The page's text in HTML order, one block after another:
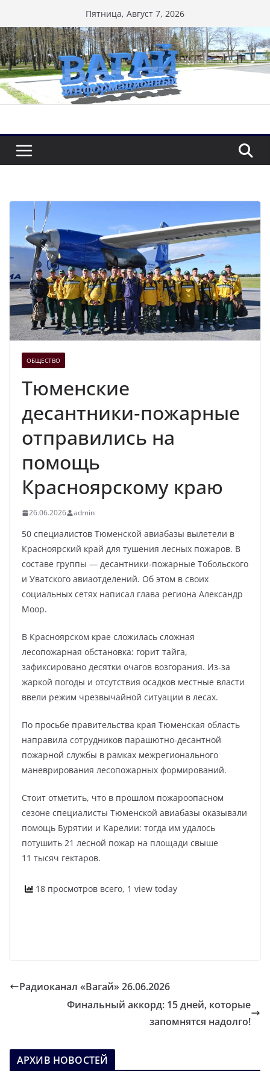
к
содержимому
Пятница, Август 7, 2026
ОБЩЕСТВО
Тюменские
десантники‑пожарные
отправились на
помощь
Красноярскому краю
26.06.2026 admin
50 специалистов Тюменской авиабазы вылетели в
Красноярский край для тушения лесных пожаров. В
составе группы — десантники‑пожарные Тобольского
и Уватского авиаотделений. Об этом в своих
социальных сетях написал глава региона Александр
Моор.
В Красноярском крае сложилась сложная
лесопожарная обстановка: горит тайга,
зафиксировано десятки очагов возгорания. Из‑за
жаркой погоды и отсутствия осадков местные власти
ввели режим чрезвычайной ситуации в лесах.
По просьбе правительства края Тюменская область
направила сотрудников парашютно‑десантной
пожарной службы в рамках межрегионального
маневрирования лесопожарных формирований.
Стоит отметить, что в прошлом пожароопасном
сезоне специалисты Тюменской авиабазы оказывали
помощь Бурятии и Карелии: тогда им удалось
потушить 21 лесной пожар на площади свыше
11 тысяч гектаров.
18 просмотров всего, 1 view today
Радиоканал «Вагай» 26.06.2026
Финальный аккорд: 15 дней, которые
запомнятся надолго!
АРХИВ НОВОСТЕЙ